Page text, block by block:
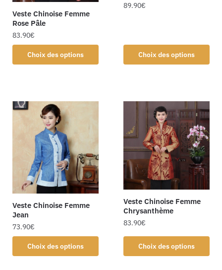
Veste Chinoise Femme
Rose Pâle
83.90€
Choix des options
89.90€
Choix des options
Veste Chinoise Femme
Jean
73.90€
Choix des options
Veste Chinoise Femme
Chrysanthème
83.90€
Choix des options